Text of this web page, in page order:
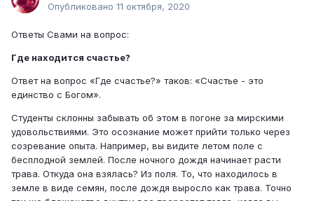
Опубликовано 11 октября, 2020
Ответы Свами на вопрос:
Где находится счастье?
Ответ на вопрос «Где счастье?» таков: «Счастье - это
единство с Богом».
Студенты склонны забывать об этом в погоне за мирскими
удовольствиями. Это осознание может прийти только через
созревание опыта. Например, вы видите летом поле с
бесплодной землей. После ночного дождя начинает расти
трава. Откуда она взялась? Из поля. То, что находилось в
земле в виде семян, после дождя выросло как трава. Точно